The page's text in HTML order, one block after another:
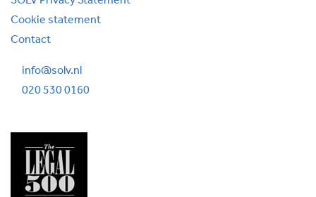
Cookie statement
Contact
info@solv.nl
020 530 0160